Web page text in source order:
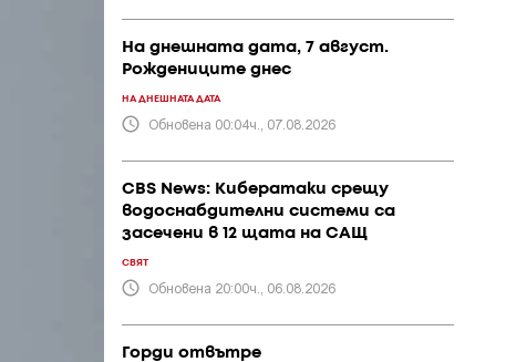
На днешната дата, 7 август.
Рождениците днес
НА ДНЕШНАТА ДАТА
Обновена 00:04ч., 07.08.2026
CBS News: Кибератаки срещу
водоснабдителни системи са
засечени в 12 щата на САЩ
СВЯТ
Обновена 20:00ч., 06.08.2026
Горди отвътре